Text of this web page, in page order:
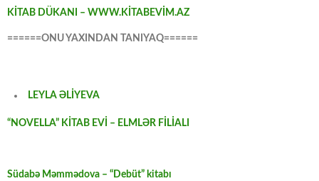
KİTAB DÜKANI – WWW.KİTABEVİM.AZ
======ONU YAXINDAN TANIYAQ======
LEYLA ƏLİYEVA
“NOVELLA” KİTAB EVİ – ELMLƏR FİLİALI
Südabə Məmmədova – “Debüt” kitabı